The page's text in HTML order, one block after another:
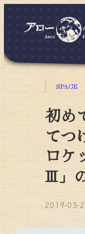
SPACE
初め
てつ
ロケ
Ⅲ」
2019-03-